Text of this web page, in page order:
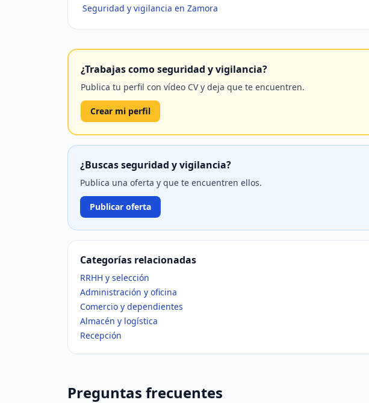
Seguridad y vigilancia en Zamora
¿Trabajas como seguridad y vigilancia?
Publica tu perfil con vídeo CV y deja que te encuentren.
Crear mi perfil
¿Buscas seguridad y vigilancia?
Publica una oferta y que te encuentren ellos.
Publicar oferta
Categorías relacionadas
RRHH y selección
Administración y oficina
Comercio y dependientes
Almacén y logística
Recepción
Preguntas frecuentes